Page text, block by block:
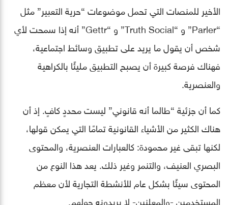
الأخير للمنصات التي تحمل موضوعات “حرية التعبير” مثل
“Parler” و “Truth Social” و “Gettr” أنه إذا سمحت لأي
شخص أن يقول ما يريد على تطبيق وسائط اجتماعية،
فهناك فرصة كبيرة أن يصبح التطبيق مليئًا بالكراهية
والعنصرية.
كما أن جزئية “طالما أنه قانوني” ليست محددٍ كافٍ. إذ أن
هناك الكثير من الأشياء القانونية تمامًا التي يمكن قولها،
لكنها تبقى غير محمودة: كالعبارات العنصرية، والمحتوى
البصري العنيف، والتنمر وغير ذلك. يعد هذا النوع من
المحتوى سيئًا بشكل عام للأنشطة التجارية لأن معظم
المستخدمين -والمعلنين- لا يريدونه حولهم.